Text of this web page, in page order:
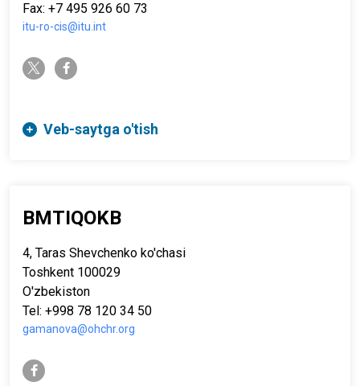
Fax: +7 495 926 60 73
itu-ro-cis@itu.int
twitter-x facebook-f
Veb-saytga o'tish
BMTIQOKB
4, Taras Shevchenko ko'chasi
Toshkent 100029
O'zbekiston
Tel: +998 78 120 34 50
gamanova@ohchr.org
facebook-f